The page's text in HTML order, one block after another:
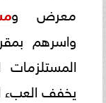
معرض و
واسرهم
يخفف العبء